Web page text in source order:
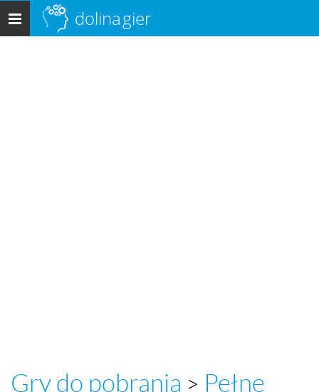
Menu
główne
dolinagier
Gry do pobrania > Pełne